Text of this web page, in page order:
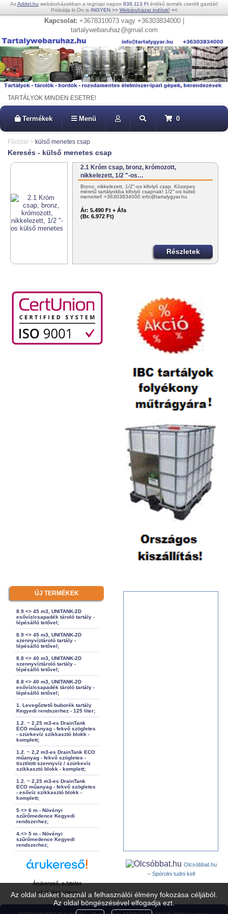
Az oldal sütiket használ a felhasználói élmény fokozása céljából.
Az oldal böngészésével elfogadja ezt.
AzAddel.hu webáruházakban a tegnapi napon 838.113 Ftértékű termék cserélt gazdát!
Próbálja ki Ön is INGYEN >> Webáruházat indítok! <<
Kapcsolat: +3678310073 vagy +36303834000 |
tartalywebaruhaz@gmail.com
TARTÁLYOK MINDEN ESETRE!
Termékek Menü 0
Főoldal > külső menetes csap
Keresés - külső menetes csap
2.1 Króm csap, bronz, krómozott,
nikkelezett, 1/2 "-os…
Bronz, nikkelezett, 1/2"-os kifolyó csap. Közepes
méretű tartályokba kifolyó csapnak! 1/2"-os külső
menettel! +36303834000 info@tartalygyar.hu
Ár: 5.490 Ft + Áfa
(Br. 6.972 Ft)
Részletek
ÚJ TERMÉKEK
8.9 <> 45 m3, UNITANK-2D
esővíz/csapadék tároló tartály -
lépésálló tetővel;
8.9 <> 45 m3, UNITANK-2D
szennyvíztároló tartály -
lépésálló tetővel;
8.8 <> 40 m3, UNITANK-2D
szennyvíztároló tartály -
lépésálló tetővel;
8.8 <> 40 m3, UNITANK-2D
esővíz/csapadék tároló tartály -
lépésálló tetővel;
1. Levegőztető buborék tartály
Kegyedi rendszerhez - 125 liter;
1.2. ~ 2,25 m3-es DrainTank
ECO műanyag - fekvő szögletes
- szürkevíz szikkasztó blokk -
komplett;
1.2. ~ 2,2 m3-es DrainTank ECO
műanyag - fekvő szögletes -
tisztított szennyvíz / szürkevíz
szikkasztó blokk - komplett;
1.2. ~ 2,25 m3-es DrainTank
ECO műanyag - fekvő szögletes
- esővíz szikkasztó blokk -
komplett;
5.<> 6 m - Növényi
szűrőmedence Kegyedi
rendszerhez;
4.<> 5 m - Növényi
szűrőmedence Kegyedi
rendszerhez;
Árukereső, a hiteles
vásárlási kalauz
Olcsóbbat.hu
– Spórolni tudni kell